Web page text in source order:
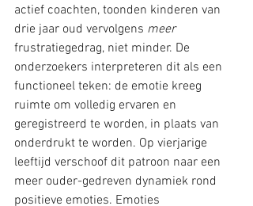
actief coachten, toonden kinderen van
drie jaar oud vervolgens meer
frustratiegedrag, niet minder. De
onderzoekers interpreteren dit als een
functioneel teken: de emotie kreeg
ruimte om volledig ervaren en
geregistreerd te worden, in plaats van
onderdrukt te worden. Op vierjarige
leeftijd verschoof dit patroon naar een
meer ouder-gedreven dynamiek rond
positieve emoties. Emoties